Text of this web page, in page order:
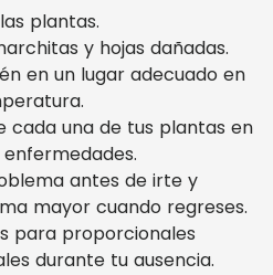
plantas.
y hojas dañadas.
en un lugar adecuado en
cada una de tus plantas en
antes de irte y
mayor cuando regreses.
para proporcionales
durante tu ausencia.